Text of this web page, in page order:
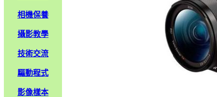
相機保養
攝影教學
技術交流
驅動程式
影像樣本